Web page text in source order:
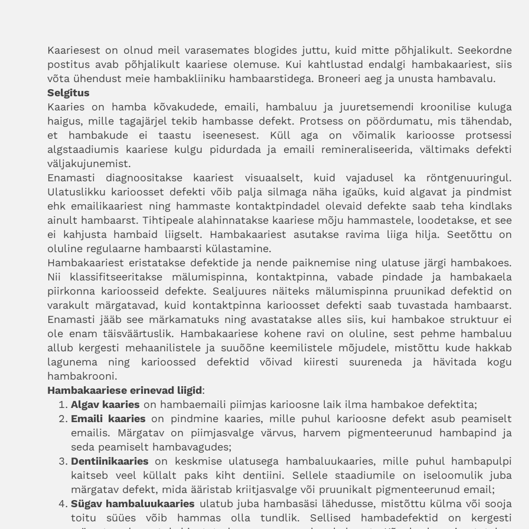
Kaariesest on olnud meil varasemates blogides juttu, kuid mitte põhjalikult. Seekordne
postitus avab põhjalikult kaariese olemuse. Kui kahtlustad endalgi hambakaariest, siis
võta ühendust meie hambakliiniku hambaarstidega. Broneeri aeg ja unusta hambavalu.
Selgitus
Kaaries on hamba kõvakudede, emaili, hambaluu ja juuretsemendi kroonilise kuluga
haigus, mille tagajärjel tekib hambasse defekt. Protsess on pöördumatu, mis tähendab,
et hambakude ei taastu iseenesest. Küll aga on võimalik karioosse protsessi
algstaadiumis kaariese kulgu pidurdada ja emaili remineraliseerida, vältimaks defekti
väljakujunemist.
Enamasti diagnoositakse kaariest visuaalselt, kuid vajadusel ka röntgenuuringul.
Ulatuslikku karioosset defekti võib palja silmaga näha igaüks, kuid algavat ja pindmist
ehk emailikaariest ning hammaste kontaktpindadel olevaid defekte saab teha kindlaks
ainult hambaarst. Tihtipeale alahinnatakse kaariese mõju hammastele, loodetakse, et see
ei kahjusta hambaid liigselt. Hambakaariest asutakse ravima liiga hilja. Seetõttu on
oluline regulaarne hambaarsti külastamine.
Hambakaariest eristatakse defektide ja nende paiknemise ning ulatuse järgi hambakoes.
Nii klassifitseeritakse mälumispinna, kontaktpinna, vabade pindade ja hambakaela
piirkonna karioosseid defekte. Sealjuures näiteks mälumispinna pruunikad defektid on
varakult märgatavad, kuid kontaktpinna karioosset defekti saab tuvastada hambaarst.
Enamasti jääb see märkamatuks ning avastatakse alles siis, kui hambakoe struktuur ei
ole enam täisväärtuslik. Hambakaariese kohene ravi on oluline, sest pehme hambaluu
allub kergesti mehaanilistele ja suuõõne keemilistele mõjudele, mistõttu kude hakkab
lagunema ning karioossed defektid võivad kiiresti suureneda ja hävitada kogu
hambakrooni.
Hambakaariese erinevad liigid:
Algav kaaries on hambaemaili piimjas karioosne laik ilma hambakoe defektita;
Emaili kaaries on pindmine kaaries, mille puhul karioosne defekt asub peamiselt
emailis. Märgatav on piimjasvalge värvus, harvem pigmenteerunud hambapind ja
seda peamiselt hambavagudes;
Dentiinikaaries on keskmise ulatusega hambaluukaaries, mille puhul hambapulpi
kaitseb veel küllalt paks kiht dentiini. Sellele staadiumile on iseloomulik juba
märgatav defekt, mida ääristab kriitjasvalge või pruunikalt pigmenteerunud email;
Sügav hambaluukaaries ulatub juba hambasäsi lähedusse, mistõttu külma või sooja
toitu süües võib hammas olla tundlik. Sellised hambadefektid on kergesti